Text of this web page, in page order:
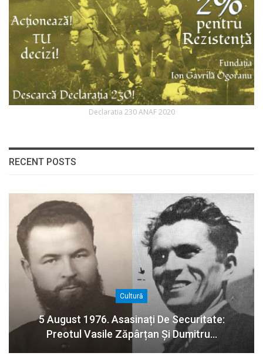
Declaratia 230 ANAF 2020
RECENT POSTS
Cultură
5 August 1976. Asasinați De Securitate:
Preotul Vasile Zăpârțan Și Dumitru…